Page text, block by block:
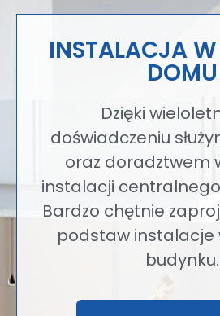
INSTALACJA
DOMU
Dzięki
doświadczeniu
oraz doradztwem
instalacji
Bardzo chętnie
podstaw instalacje
budynku.